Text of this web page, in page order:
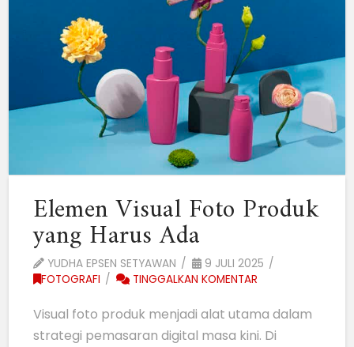
Elemen Visual Foto Produk
yang Harus Ada
YUDHA EPSEN SETYAWAN
9 JULI 2025
FOTOGRAFI
TINGGALKAN KOMENTAR
Visual foto produk menjadi alat utama dalam
strategi pemasaran digital masa kini. Di